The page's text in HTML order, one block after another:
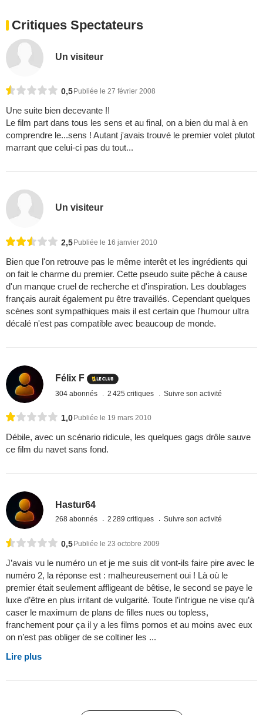
Critiques Spectateurs
Un visiteur
0,5 Publiée le 27 février 2008
Une suite bien decevante !!
Le film part dans tous les sens et au final, on a bien du mal à en
comprendre le...sens ! Autant j'avais trouvé le premier volet plutot
marrant que celui-ci pas du tout...
Un visiteur
2,5Publiée le 16 janvier 2010
Bien que l'on retrouve pas le même interêt et les ingrédients qui
on fait le charme du premier. Cette pseudo suite pêche à cause
d'un manque cruel de recherche et d'inspiration. Les doublages
français aurait également pu être travaillés. Cependant quelques
scènes sont sympathiques mais il est certain que l'humour ultra
décalé n'est pas compatible avec beaucoup de monde.
Félix F
304 abonnés 2 425 critiques Suivre son activité
1,0Publiée le 19 mars 2010
Débile, avec un scénario ridicule, les quelques gags drôle sauve
ce film du navet sans fond.
Hastur64
268 abonnés 2 289 critiques Suivre son activité
0,5 Publiée le 23 octobre 2009
J’avais vu le numéro un et je me suis dit vont-ils faire pire avec le
numéro 2, la réponse est : malheureusement oui ! Là où le
premier était seulement affligeant de bêtise, le second se paye le
luxe d’être en plus irritant de vulgarité. Toute l’intrigue ne vise qu’à
caser le maximum de plans de filles nues ou topless,
franchement pour ça il y a les films pornos et au moins avec eux
on n’est pas obliger de se coltiner les ...
Lire plus